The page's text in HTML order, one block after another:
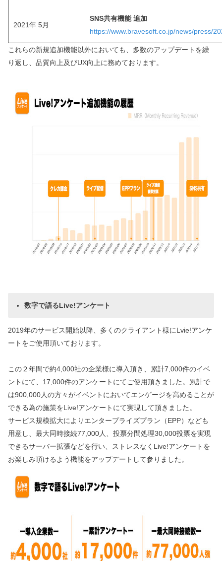
2021年 5月
SNS共有機能 追加
https://www.bravesoft.co.jp/news/press/
これらの新規追加機能以外においても、多数のアップデートを繰
り返し、品質向上及びUX向上に務めております。
数字で語るLive!アンケート
2019年のサービス開始以降、多くのクライアント様にLvie!アンケ
ートをご使用頂いております。
この２年間で約4,000社の企業様に導入頂き、累計7,000件のイベ
ントにて、17,000件のアンケートにてご使用頂きました。累計で
は900,000人の方々がイベントにおいてエンゲージを高めることが
できる為の施策をLive!アンケートにて実現して頂きました。
サービス規模拡大によりエンタープライズプラン（EPP）なども
用意し、最大同時接続77,000人、投票分間処理30,000投票を実現
できるサーバー拡張などを行い、ストレスなくLive!アンケートを
お楽しみ頂けるよう機能をアップデートして参りました。